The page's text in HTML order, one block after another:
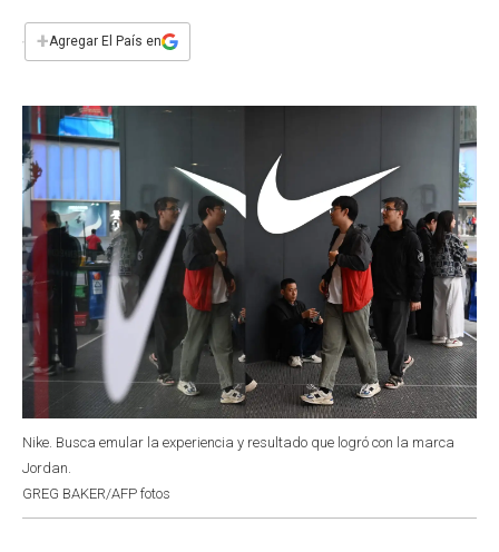
e
b
k
s
p
t
i
l
+Agregar El País en
Nike. Busca emular la experiencia y resultado que logró con la marca
Jordan.
GREG BAKER/AFP fotos